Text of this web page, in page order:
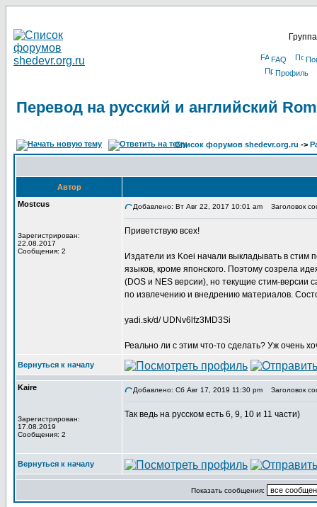
FAQ
Профиль
Перевод на русский и английский
Список форумов shedevr.org.ru ->
Автор
Mostcus
Зарегистрирован:
22.08.2017
Сообщения: 2
Добавлено: Вт Авг 22, 2017 10:01 am Заголовок
Приветствую всех!
Издатели из Koei начали выкладывать в стим
языков, кроме японского. Поэтому созрела
(DOS и NES версии), но текущие стим-версии
по извлечению и внедрению материалов.
yadi.sk/d/ UDNv6lfz3MD3Si
Реально ли с этим что-то сделать? Уж очень
Вернуться к началу
Kaire
Зарегистрирован:
17.08.2019
Сообщения: 2
Добавлено: Сб Авг 17, 2019 11:30 pm Заголовок
Так ведь на русском есть 6, 9, 10 и 11 части)
Вернуться к началу
Показать сообщения: